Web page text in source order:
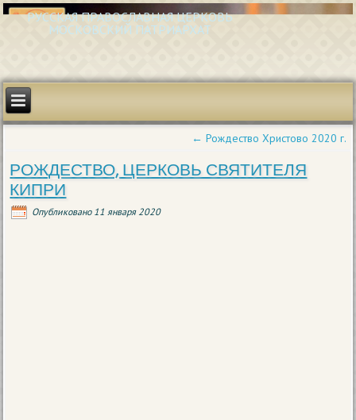
РУССКАЯ ПРАВОСЛАВНАЯ ЦЕРКОВЬ
МОСКОВСКИЙ ПАТРИАРХАТ
← Рождество Христово 2020 г.
РОЖДЕСТВО, ЦЕРКОВЬ СВЯТИТЕЛЯ
КИПРИ
Опубликовано 11 января 2020